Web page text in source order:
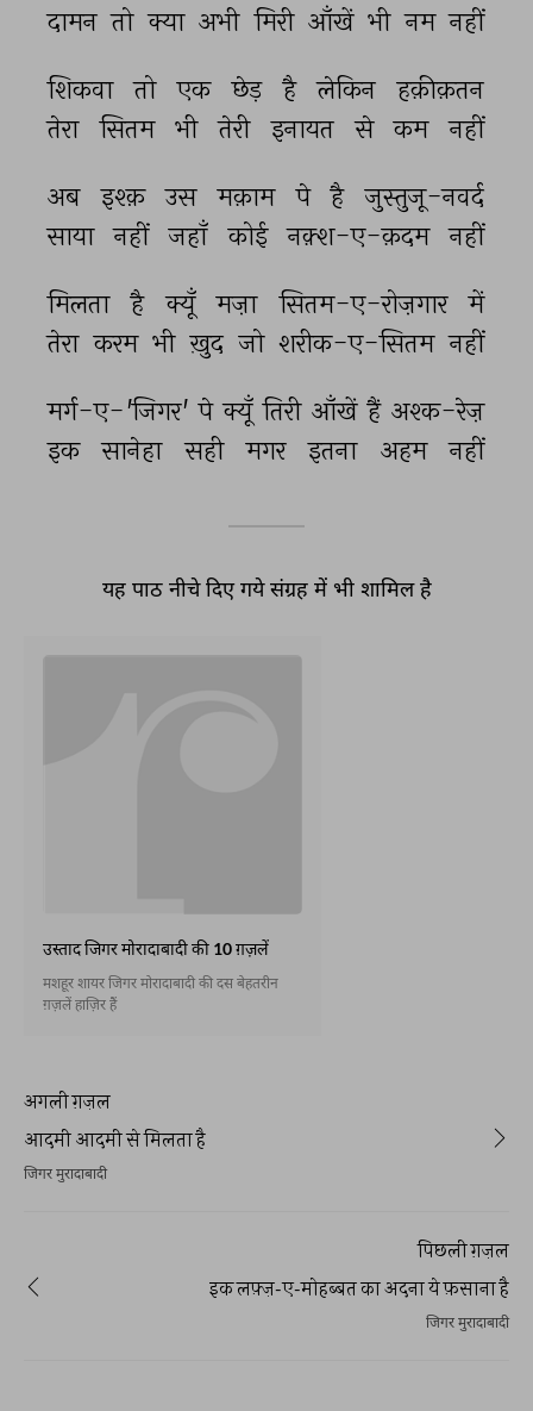
दामन तो क्या अभी मिरी आँखें भी नम नहीं
शिकवा तो एक छेड़ है लेकिन
हक़ीक़तन
तेरा सितम भी तेरी इनायत से कम नहीं
अब इश्क़ उस मक़ाम पे है
जुस्तुजू-नवर्द
साया नहीं जहाँ कोई नक़्श-ए-क़दम नहीं
मिलता है क्यूँ मज़ा सितम-ए-रोज़गार
में
तेरा करम भी ख़ुद जो शरीक-ए-सितम नहीं
मर्ग-ए-'जिगर' पे क्यूँ तिरी आँखें हैं अश्क-रेज़
इक
सानेहा सही मगर इतना अहम नहीं
यह पाठ नीचे दिए गये संग्रह में भी शामिल है
उस्ताद जिगर मोरादाबादी की 10 ग़ज़लें
मशहूर शायर जिगर मोरादाबादी की दस बेहतरीन
ग़ज़लें हाज़िर हैं
अगली ग़ज़ल
आदमी आदमी से मिलता है
जिगर मुरादाबादी
पिछली ग़ज़ल
इक लफ़्ज़-ए-मोहब्बत का अदना ये फ़साना है
जिगर मुरादाबादी